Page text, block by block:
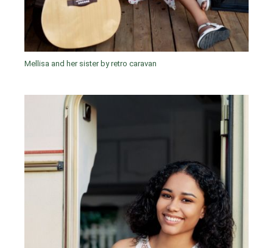
Mellisa and her sister by retro caravan